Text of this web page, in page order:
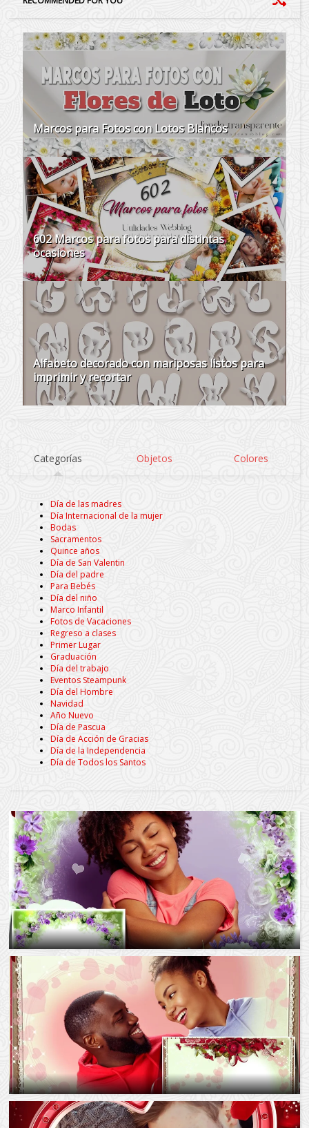
Marcos para Fotos con Lotos Blancos
602 Marcos para fotos para distintas
ocasiones
Alfabeto decorado con mariposas listos para
imprimir y recortar
Categorías Objetos Colores
Día de las madres
Día Internacional de la mujer
Bodas
Sacramentos
Quince años
Día de San Valentin
Día del padre
Para Bebés
Día del niño
Marco Infantil
Fotos de Vacaciones
Regreso a clases
Primer Lugar
Graduación
Día del trabajo
Eventos Steampunk
Día del Hombre
Navidad
Año Nuevo
Día de Pascua
Día de Acción de Gracias
Día de la Independencia
Día de Todos los Santos